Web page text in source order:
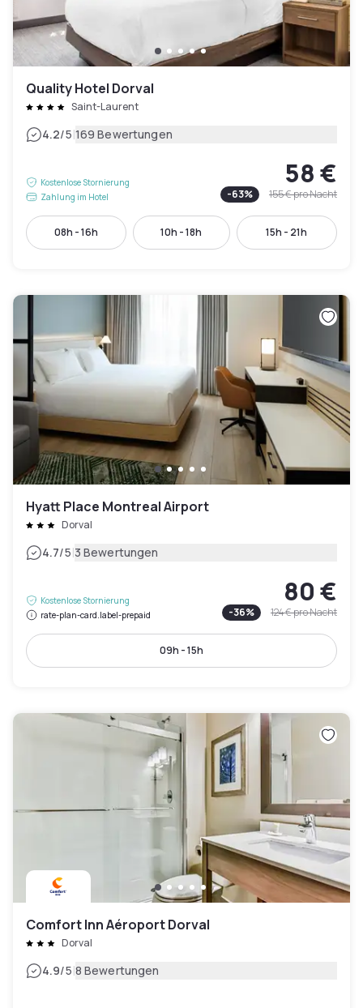
Quality Hotel Dorval
Saint-Laurent
4.2/5|169 Bewertungen
Kostenlose Stornierung
Zahlung im Hotel
58 €
-63% 155 €pro Nacht
08h - 16h 10h - 18h 15h - 21h
Hyatt Place Montreal Airport
Dorval
4.7/5|3 Bewertungen
Kostenlose Stornierung
rate-plan-card.label-prepaid
80 €
-36% 124 €pro Nacht
09h - 15h
Comfort Inn Aéroport Dorval
Dorval
4.9/5|8 Bewertungen